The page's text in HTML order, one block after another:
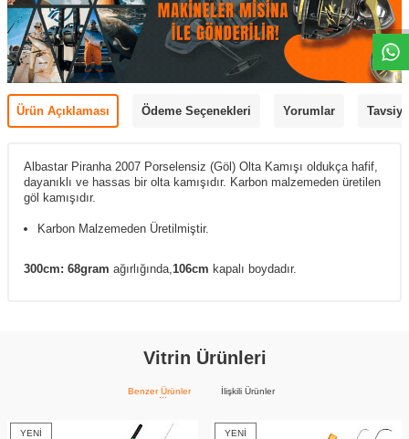
Ürün Açıklaması Ödeme Seçenekleri Yorumlar
Albastar Piranha 2007 Porselensiz (Göl) Olta Kamışı oldukça hafif,
dayanıklı ve hassas bir olta kamışıdır. Karbon malzemeden üretilen
göl kamışıdır.
Karbon Malzemeden Üretilmiştir.
300cm: 68gram ağırlığında, 106cm kapalı boydadır.
Vitrin Ürünleri
Benzer Ürünler İlişkili Ürünler
YENI YENI